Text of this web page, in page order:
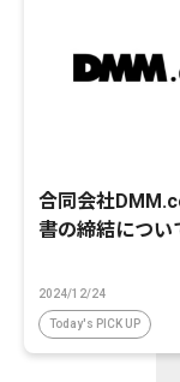
合同会社
書の締結につい
2024/12/24
Today's PICK UP